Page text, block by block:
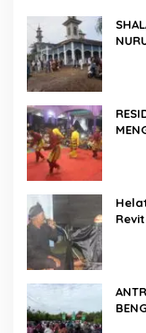
ANTRIAN